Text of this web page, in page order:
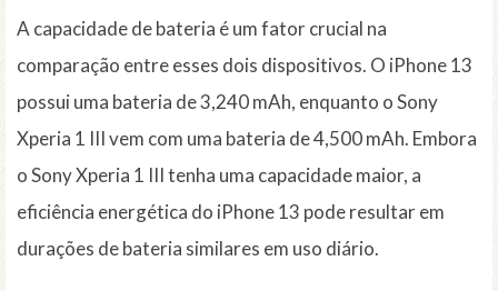
A capacidade de bateria é um fator crucial na
comparação entre esses dois dispositivos. O iPhone 13
possui uma bateria de 3,240 mAh, enquanto o Sony
Xperia 1 III vem com uma bateria de 4,500 mAh. Embora
o Sony Xperia 1 III tenha uma capacidade maior, a
eficiência energética do iPhone 13 pode resultar em
durações de bateria similares em uso diário.